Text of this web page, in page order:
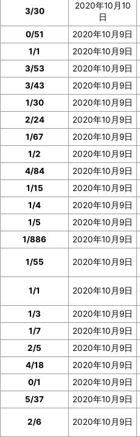
3/30
2020年10月10
日
0/51
2020年10月9日
1/1
2020年10月9日
3/53
2020年10月9日
3/43
2020年10月9日
1/30
2020年10月9日
2/24
2020年10月9日
1/67
2020年10月9日
1/2
2020年10月9日
4/84
2020年10月9日
1/15
2020年10月9日
1/4
2020年10月9日
1/5
2020年10月9日
1/886
2020年10月9日
1/55 2020年10月9日
1/1 2020年10月9日
1/3
2020年10月9日
1/7
2020年10月9日
2/5
2020年10月9日
4/18
2020年10月9日
0/1
2020年10月9日
5/37
2020年10月9日
2/6 2020年10月9日